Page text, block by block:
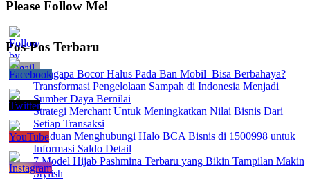
Please Follow Me!
Pos-Pos Terbaru
Mengapa Bocor Halus Pada Ban Mobil Bisa Berbahaya?
Transformasi Pengelolaan Sampah di Indonesia Menjadi
Sumber Daya Bernilai
Strategi Merchant Untuk Meningkatkan Nilai Bisnis Dari
Setiap Transaksi
Panduan Menghubungi Halo BCA Bisnis di 1500998 untuk
Informasi Saldo Detail
7 Model Hijab Pashmina Terbaru yang Bikin Tampilan Makin
Stylish